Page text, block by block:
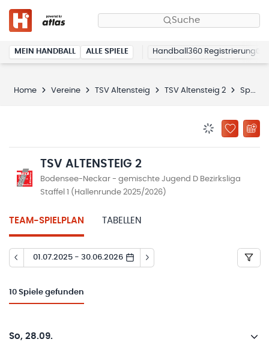
Suche
MEIN HANDBALL ALLE SPIELE Handball360 Registrierung
Home Vereine TSV Altensteig TSV Altensteig 2 Spielplan
ZU
TSV ALTENSTEIG 2
Bodensee-Neckar - gemischte Jugend D Bezirksliga
Staffel 1 (Hallenrunde 2025/2026)
TEAM-SPIELPLAN TABELLEN
01.07.2025 - 30.06.2026
10 Spiele gefunden
So, 28.09.